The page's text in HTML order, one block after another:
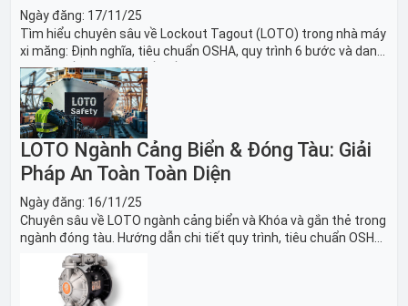
Ngày đăng: 17/11/25
Tìm hiểu chuyên sâu về Lockout Tagout (LOTO) trong nhà máy
xi măng: Định nghĩa, tiêu chuẩn OSHA, quy trình 6 bước và danh
sách thiết bị LOTO thiết yếu. Giải pháp bảo trì lò nung, máy
nghiền an toàn.
LOTO Ngành Cảng Biển & Đóng Tàu: Giải
Pháp An Toàn Toàn Diện
Ngày đăng: 16/11/25
Chuyên sâu về LOTO ngành cảng biển và Khóa và gắn thẻ trong
ngành đóng tàu. Hướng dẫn chi tiết quy trình, tiêu chuẩn OSHA,
thiết bị và Giải pháp LOTO trong công nghiệp đóng tàu toàn